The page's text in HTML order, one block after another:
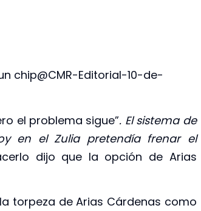
chip@CMR-Editorial-10-de-
el problema sigue”. El sistema de
en el Zulia pretendía frenar el
dijo que la opción de Arias
torpeza de Arias Cárdenas como